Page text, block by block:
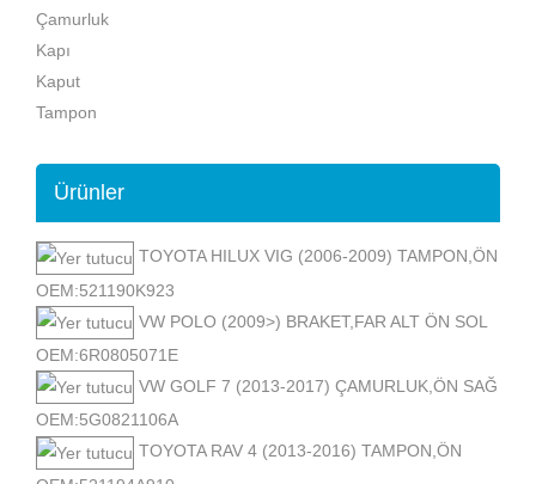
Çamurluk
Kapı
Kaput
Tampon
Ürünler
TOYOTA HILUX VIG (2006-2009) TAMPON,ÖN
OEM:521190K923
VW POLO (2009>) BRAKET,FAR ALT ÖN SOL
OEM:6R0805071E
VW GOLF 7 (2013-2017) ÇAMURLUK,ÖN SAĞ
OEM:5G0821106A
TOYOTA RAV 4 (2013-2016) TAMPON,ÖN